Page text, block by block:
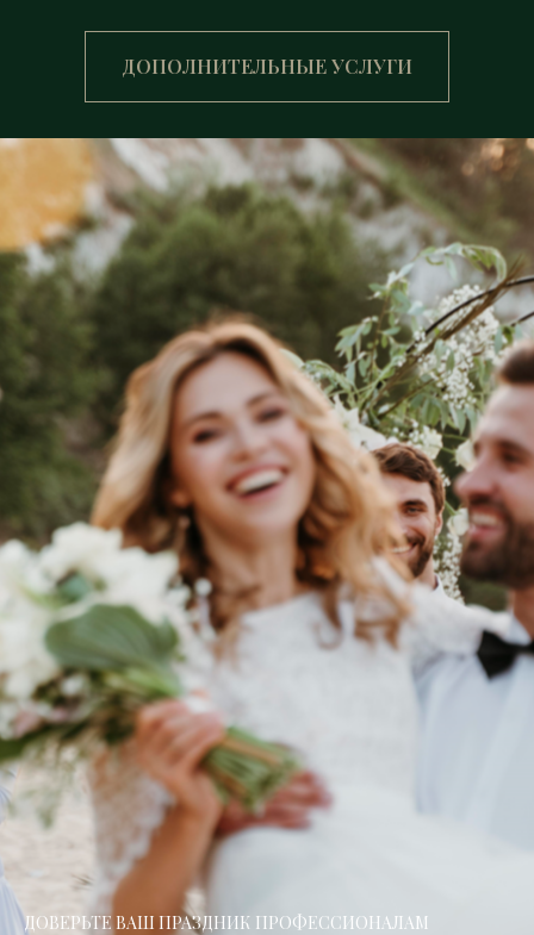
ДОПОЛНИТЕЛЬНЫЕ УСЛУГИ
ДОВЕРЬТЕ ВАШ ПРАЗДНИК ПРОФЕССИОНАЛАМ